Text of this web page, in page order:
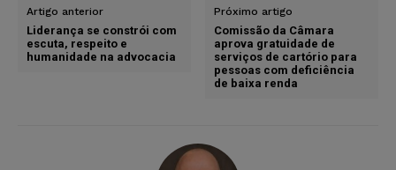
Artigo anterior
Liderança se constrói com
escuta, respeito e
humanidade na advocacia
Próximo artigo
Comissão da Câmara
aprova gratuidade de
serviços de cartório para
pessoas com deficiência
de baixa renda